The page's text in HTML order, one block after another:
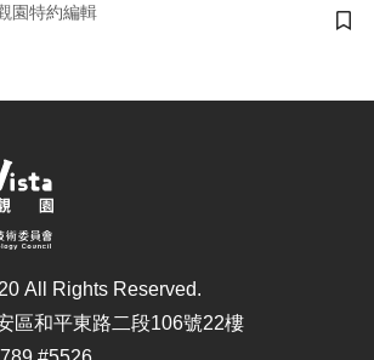
園特約編輯
儲
All Rights Reserved.
區和平東路二段106號22樓